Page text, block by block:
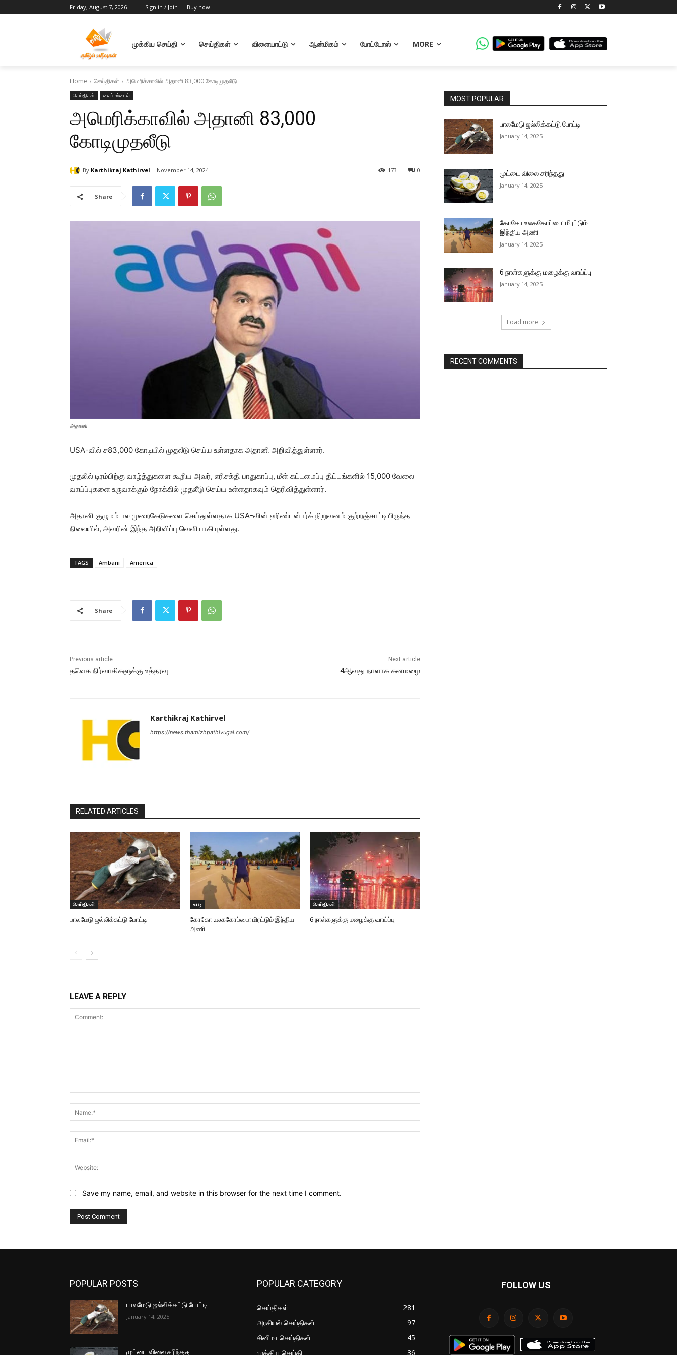
Friday, August 7, 2026 Sign in / Join Buy now!
முக்கிய செய்தி செய்திகள் விளையாட்டு ஆன்மிகம் போட்டோஸ் MORE
Home செய்திகள் அமெரிக்காவில் அதானி 83,000 கோடிமுதலீடு
செய்திகள் லைப் ஸ்டைல்
அமெரிக்காவில் அதானி 83,000
கோடிமுதலீடு
By Karthikraj Kathirvel November 14, 2024 0
173
Share
அதானி
USA-வில் ச83,000 கோடியில் முதலீடு செய்ய உள்ளதாக அதானி அறிவித்துள்ளார்.
முதலில் டிரம்பிற்கு வாழ்த்துகளை கூறிய அவர், எரிசக்தி பாதுகாப்பு, மீள் கட்டமைப்பு திட்டங்களில் 15,000 வேலை
வாய்ப்புகளை உருவாக்கும் நோக்கில் முதலீடு செய்ய உள்ளதாகவும் தெரிவித்துள்ளார்.
அதானி குழுமம் பல முறைகேடுகளை செய்துள்ளதாக USA-வின் ஹிண்டன்பர்க் நிறுவனம் குற்றஞ்சாட்டியிருந்த
நிலையில், அவரின் இந்த அறிவிப்பு வெளியாகியுள்ளது.
TAGS Ambani America
Share
Previous article
தவெக நிர்வாகிகளுக்கு உத்தரவு
Next article
4ஆவது நாளாக கனமழை
Karthikraj Kathirvel
https://news.thamizhpathivugal.com/
RELATED ARTICLES
செய்திகள்
பாலமேடு ஜல்லிக்கட்டு போட்டி
கபடி
கோகோ உலககோப்பை: மிரட்டும் இந்திய
அணி
செய்திகள்
6 நாள்களுக்கு மழைக்கு வாய்ப்பு
LEAVE A REPLY
Save my name, email, and website in this browser for the next time I comment.
MOST POPULAR
பாலமேடு ஜல்லிக்கட்டு போட்டி
January 14, 2025
முட்டை விலை சரிந்தது
January 14, 2025
கோகோ உலககோப்பை: மிரட்டும்
இந்திய அணி
January 14, 2025
6 நாள்களுக்கு மழைக்கு வாய்ப்பு
January 14, 2025
Load more
RECENT COMMENTS
POPULAR POSTS
பாலமேடு ஜல்லிக்கட்டு போட்டி
January 14, 2025
முட்டை விலை சரிந்தது
POPULAR CATEGORY
செய்திகள்
281
அரசியல் செய்திகள்
97
சினிமா செய்திகள்
45
முக்கிய செய்தி
36
FOLLOW US